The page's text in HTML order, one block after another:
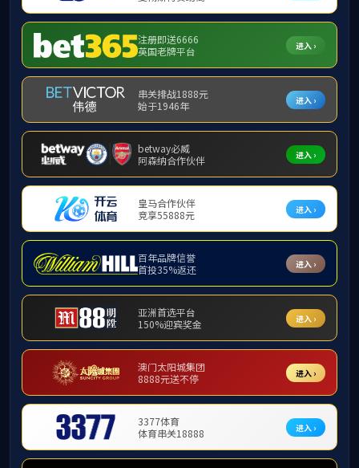
副教授&副研究员
马浩
靖富营
刘宗敏
马腾飞
苏加福
王建辉
张会焱